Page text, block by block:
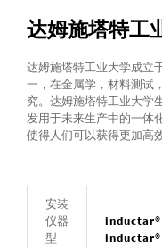
达姆施塔特工
达姆施塔特工业大学成立
一，在金属学，材料测试
究。达姆施塔特工业大学
发用于未来生产中的一体
使得人们可以获得更加高
安装
仪器
型
inductar®
inductar®